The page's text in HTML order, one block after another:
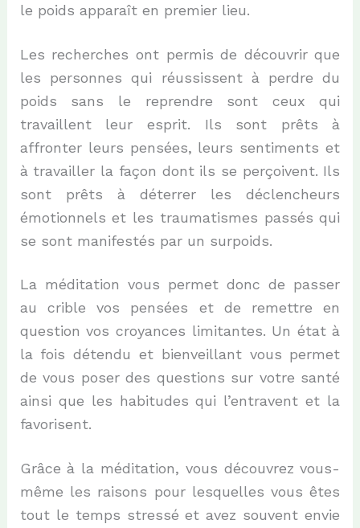
le poids apparaît en premier lieu.
Les recherches ont permis de découvrir que
les personnes qui réussissent à perdre du
poids sans le reprendre sont ceux qui
travaillent leur esprit. Ils sont prêts à
affronter leurs pensées, leurs sentiments et
à travailler la façon dont ils se perçoivent. Ils
sont prêts à déterrer les déclencheurs
émotionnels et les traumatismes passés qui
se sont manifestés par un surpoids.
La méditation vous permet donc de passer
au crible vos pensées et de remettre en
question vos croyances limitantes. Un état à
la fois détendu et bienveillant vous permet
de vous poser des questions sur votre santé
ainsi que les habitudes qui l’entravent et la
favorisent.
Grâce à la méditation, vous découvrez vous-
même les raisons pour lesquelles vous êtes
tout le temps stressé et avez souvent envie